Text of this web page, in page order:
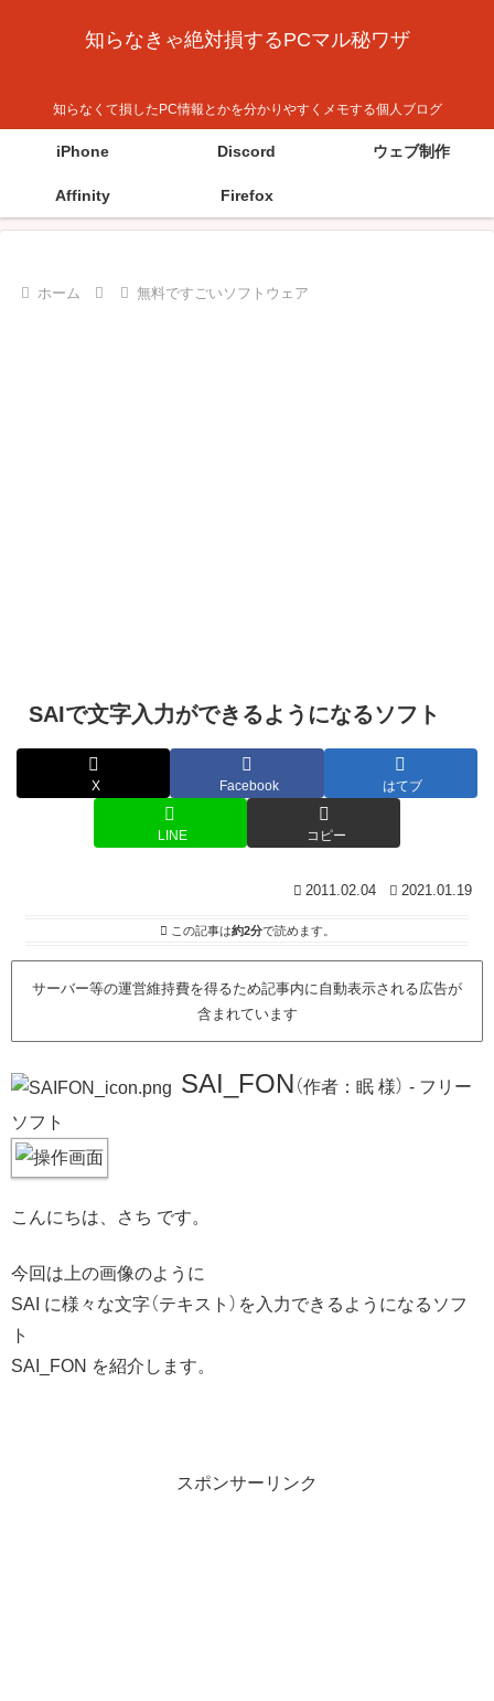
知らなきゃ絶対損するPCマル秘ワザ
知らなくて損したPC情報とかを分かりやすくメモする個人ブログ
iPhone Discord ウェブ制作
Affinity Firefox
ホーム 無料ですごいソフトウェア
SAIで文字入力ができるようになるソフト
X Facebook はてブ
LINE コピー
2011.02.04 2021.01.19
この記事は約2分で読めます。
サーバー等の運営維持費を得るため記事内に自動表示される広告が
含まれています
SAI_FON （作者：眠 様） - フリー
ソフト
こんにちは、さち です。
今回は上の画像のように
SAI に様々な文字（テキスト）を入力できるようになるソフ
ト
SAI_FON を紹介します。
スポンサーリンク